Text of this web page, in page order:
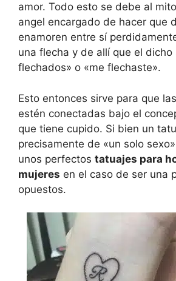
amor. Todo esto se debe al
angel encargado de hacer que
enamoren entre sí
una flecha y de allí que el dicho
flechados» o «me flechaste».
Esto entonces sirve para que
estén conectadas bajo el
que tiene cupido. Si bien un
precisamente de «un solo
unos perfectos tatuajes para
mujeres en el caso de ser una
opuestos.